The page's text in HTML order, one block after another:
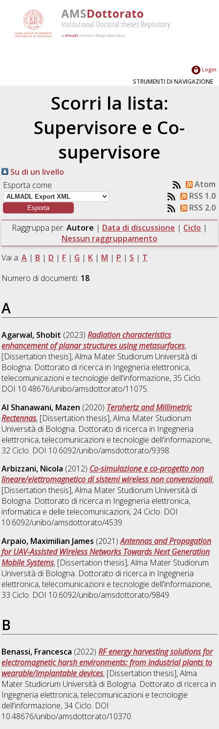
Login
STRUMENTI DI NAVIGAZIONE
Scorri la lista:
Supervisore e Co-
supervisore
Su di un livello
Esporta come
Atom
RSS 1.0
RSS 2.0
Raggruppa per: Autore | Data di discussione | Ciclo |
Nessun raggruppamento
Vai a:A | B | D | F | G | K | M | P | S | T
Numero di documenti: 18.
A
Agarwal, Shobit (2023)Radiation characteristics
enhancement of planar structures using metasurfaces,
[Dissertation thesis], Alma Mater Studiorum Università di
Bologna. Dottorato di ricerca in Ingegneria elettronica,
telecomunicazioni e tecnologie dell'informazione, 35 Ciclo.
DOI 10.48676/unibo/amsdottorato/11075.
Al Shanawani, Mazen (2020) Terahertz and Millimetric
Rectennas, [Dissertation thesis], Alma Mater Studiorum
Università di Bologna. Dottorato di ricerca in Ingegneria
elettronica, telecomunicazioni e tecnologie dell'informazione,
32 Ciclo. DOI 10.6092/unibo/amsdottorato/9398.
Arbizzani, Nicola (2012) Co-simulazione e co-progetto non
lineare/elettromagnetico di sistemi wireless non convenzionali,
[Dissertation thesis], Alma Mater Studiorum Università di
Bologna. Dottorato di ricerca in Ingegneria elettronica,
informatica e delle telecomunicazioni, 24 Ciclo. DOI
10.6092/unibo/amsdottorato/4539.
Arpaio, Maximilian James (2021)Antennas and Propagation
for UAV-Assisted Wireless Networks Towards Next Generation
Mobile Systems, [Dissertation thesis], Alma Mater Studiorum
Università di Bologna. Dottorato di ricerca in Ingegneria
elettronica, telecomunicazioni e tecnologie dell'informazione,
33 Ciclo. DOI 10.6092/unibo/amsdottorato/9849.
B
Benassi, Francesca (2022)RF energy harvesting solutions for
electromagnetic harsh environments: from industrial plants to
wearable/implantable devices, [Dissertation thesis], Alma
Mater Studiorum Università di Bologna. Dottorato di ricerca in
Ingegneria elettronica, telecomunicazioni e tecnologie
dell'informazione, 34 Ciclo. DOI
10.48676/unibo/amsdottorato/10370.